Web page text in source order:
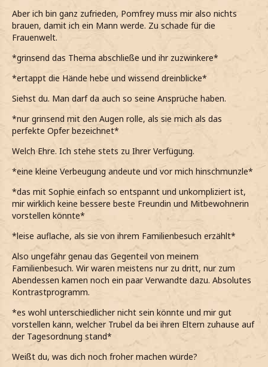
Aber ich bin ganz zufrieden, Pomfrey muss mir also nichts
brauen, damit ich ein Mann werde. Zu schade für die
Frauenwelt.
*grinsend das Thema abschließe und ihr zuzwinkere*
*ertappt die Hände hebe und wissend dreinblicke*
Siehst du. Man darf da auch so seine Ansprüche haben.
*nur grinsend mit den Augen rolle, als sie mich als das
perfekte Opfer bezeichnet*
Welch Ehre. Ich stehe stets zu Ihrer Verfügung.
*eine kleine Verbeugung andeute und vor mich hinschmunzle*
*das mit Sophie einfach so entspannt und unkompliziert ist,
mir wirklich keine bessere beste Freundin und Mitbewohnerin
vorstellen könnte*
*leise auflache, als sie von ihrem Familienbesuch erzählt*
Also ungefähr genau das Gegenteil von meinem
Familienbesuch. Wir waren meistens nur zu dritt, nur zum
Abendessen kamen noch ein paar Verwandte dazu. Absolutes
Kontrastprogramm.
*es wohl unterschiedlicher nicht sein könnte und mir gut
vorstellen kann, welcher Trubel da bei ihren Eltern zuhause auf
der Tagesordnung stand*
Weißt du, was dich noch froher machen würde?